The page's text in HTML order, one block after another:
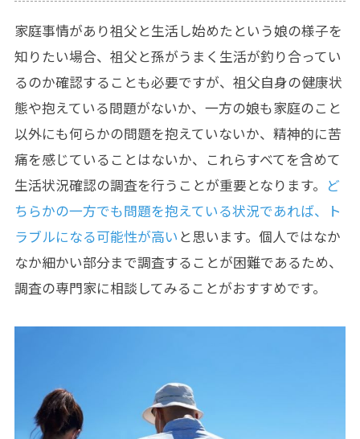
家庭事情があり祖父と生活し始めたという娘の様子を
知りたい場合、祖父と孫がうまく生活が釣り合ってい
るのか確認することも必要ですが、祖父自身の健康状
態や抱えている問題がないか、一方の娘も家庭のこと
以外にも何らかの問題を抱えていないか、精神的に苦
痛を感じていることはないか、これらすべてを含めて
生活状況確認の調査を行うことが重要となります。 ど
ちらかの一方でも問題を抱えている状況であれば、ト
ラブルになる可能性が高い と思います。個人ではなか
なか細かい部分まで調査することが困難であるため、
調査の専門家に相談してみることがおすすめです。